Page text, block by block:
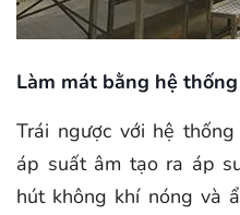
Làm mát bằng hệ
Trái ngược với hệ
áp suất âm tạo ra áp
hút không khí nóng và